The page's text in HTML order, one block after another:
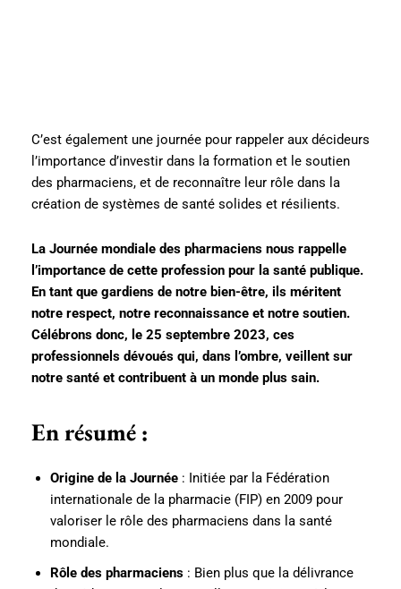
C’est également une journée pour rappeler aux décideurs
l’importance d’investir dans la formation et le soutien
des pharmaciens, et de reconnaître leur rôle dans la
création de systèmes de santé solides et résilients.
La Journée mondiale des pharmaciens nous rappelle
l’importance de cette profession pour la santé publique.
En tant que gardiens de notre bien-être, ils méritent
notre respect, notre reconnaissance et notre soutien.
Célébrons donc, le 25 septembre 2023, ces
professionnels dévoués qui, dans l’ombre, veillent sur
notre santé et contribuent à un monde plus sain.
En résumé :
Origine de la Journée : Initiée par la Fédération
internationale de la pharmacie (FIP) en 2009 pour
valoriser le rôle des pharmaciens dans la santé
mondiale.
Rôle des pharmaciens : Bien plus que la délivrance